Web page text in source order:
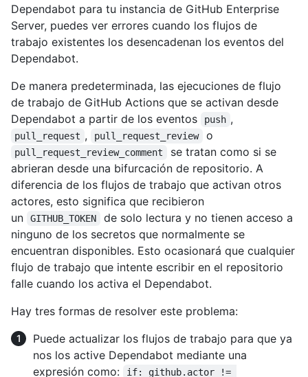
Dependabot para tu instancia de GitHub Enterprise
Server, puedes ver errores cuando los flujos de
trabajo existentes los desencadenan los eventos del
Dependabot.
De manera predeterminada, las ejecuciones de flujo
de trabajo de GitHub Actions que se activan desde
Dependabot a partir de los eventos
push ,
pull_request , pull_request_review o
pull_request_review_comment
se tratan como si se
abrieran desde una bifurcación de repositorio. A
diferencia de los flujos de trabajo que activan otros
actores, esto significa que recibieron
un
GITHUB_TOKEN
de solo lectura y no tienen acceso a
ninguno de los secretos que normalmente se
encuentran disponibles. Esto ocasionará que cualquier
flujo de trabajo que intente escribir en el repositorio
falle cuando los activa el Dependabot.
Hay tres formas de resolver este problema:
Puede actualizar los flujos de trabajo para que ya
nos los active Dependabot mediante una
expresión como:
if: github.actor !=